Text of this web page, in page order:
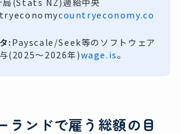
局(Stats NZ)週給中央
countryeconomy.co
: Payscale/Seek等のソフトウェア
(2025〜2026年)wage.is。
ランドで雇う総額の目